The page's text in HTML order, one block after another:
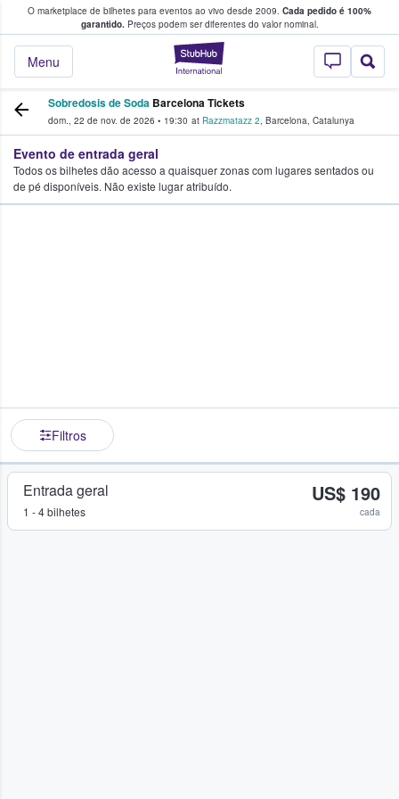
O marketplace de bilhetes para eventos ao vivo desde 2009. Cada pedido é 100%
garantido.Preços podem ser diferentes do valor nominal.
StubHub – onde
Menu
fãs compram e vendem bilhetes
Sobredosis de Soda Barcelona Tickets
dom., 22 de nov. de 2026 • 19:30 at Razzmatazz 2, Barcelona, Catalunya
Evento de entrada geral
Todos os bilhetes dão acesso a quaisquer zonas com lugares sentados ou
de pé disponíveis. Não existe lugar atribuído.
Filtros
Entrada geral
1 - 4 bilhetes
US$ 190
cada